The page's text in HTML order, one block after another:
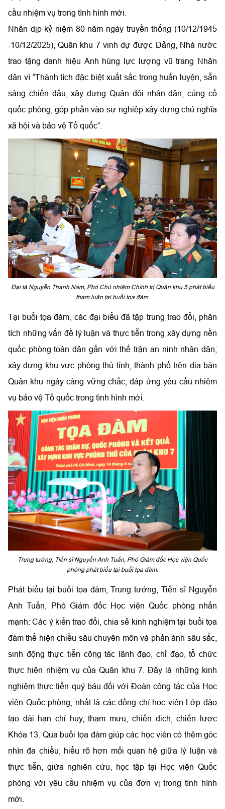
cầu nhiệm vụ trong tình hình mới.
Nhân dịp kỷ niệm 80 năm ngày truyền thống (10/12/1945
-10/12/2025), Quân khu 7 vinh dự được Đảng, Nhà nước
trao tặng danh hiệu Anh hùng lực lượng vũ trang Nhân
dân vì “Thành tích đặc biệt xuất sắc trong huấn luyện, sẵn
sàng chiến đấu, xây dựng Quân đội nhân dân, củng cố
quốc phòng, góp phần vào sự nghiệp xây dựng chủ nghĩa
xã hội và bảo vệ Tổ quốc”.
Đại tá Nguyễn Thanh Nam, Phó Chủ nhiệm Chính trị Quân khu 5 phát biểu
tham luận tại buổi tọa đàm.
Tại buổi tọa đàm, các đại biểu đã tập trung trao đổi, phân
tích những vấn đề lý luận và thực tiễn trong xây dựng nền
quốc phòng toàn dân gắn với thế trận an ninh nhân dân;
xây dựng khu vực phòng thủ tỉnh, thành phố trên địa bàn
Quân khu ngày càng vững chắc, đáp ứng yêu cầu nhiệm
vụ bảo vệ Tổ quốc trong tình hình mới.
Trung tướng, Tiến sĩ Nguyễn Anh Tuấn, Phó Giám đốc Học viện Quốc
phòng phát biểu tại buổi tọa đàm.
Phát biểu tại buổi tọa đàm, Trung tướng, Tiến sĩ Nguyễn
Anh Tuấn, Phó Giám đốc Học viện Quốc phòng nhấn
mạnh: Các ý kiến trao đổi, chia sẻ kinh nghiệm tại buổi tọa
đàm thể hiện chiều sâu chuyên môn và phản ánh sâu sắc,
sinh động thực tiễn công tác lãnh đạo, chỉ đạo, tổ chức
thực hiện nhiệm vụ của Quân khu 7. Đây là những kinh
nghiệm thực tiễn quý báu đối với Đoàn công tác của Học
viện Quốc phòng, nhất là các đồng chí học viên Lớp đào
tạo dài hạn chỉ huy, tham mưu, chiến dịch, chiến lược
Khóa 13. Qua buổi tọa đàm giúp các học viên có thêm góc
nhìn đa chiều, hiểu rõ hơn mối quan hệ giữa lý luận và
thực tiễn, giữa nghiên cứu, học tập tại Học viện Quốc
phòng với yêu cầu nhiệm vụ của đơn vị trong tình hình
mới.